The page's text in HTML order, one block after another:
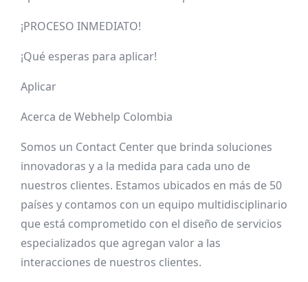
¡PROCESO INMEDIATO!
¡Qué esperas para aplicar!
Aplicar
Acerca de Webhelp Colombia
Somos un Contact Center que brinda soluciones
innovadoras y a la medida para cada uno de
nuestros clientes. Estamos ubicados en más de 50
países y contamos con un equipo multidisciplinario
que está comprometido con el diseño de servicios
especializados que agregan valor a las
interacciones de nuestros clientes.